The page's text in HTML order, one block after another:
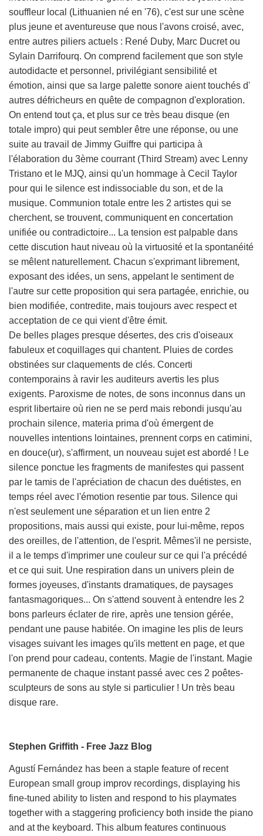
souffleur local (Lithuanien né en '76), c'est sur une scène
plus jeune et aventureuse que nous l'avons croisé, avec,
entre autres piliers actuels : René Duby, Marc Ducret ou
Sylain Darrifourq. On comprend facilement que son style
autodidacte et personnel, privilégiant sensibilité et
émotion, ainsi que sa large palette sonore aient touchés d'
autres défricheurs en quête de compagnon d'exploration.
On entend tout ça, et plus sur ce très beau disque (en
totale impro) qui peut sembler être une réponse, ou une
suite au travail de Jimmy Guiffre qui participa à
l'élaboration du 3ème courrant (Third Stream) avec Lenny
Tristano et le MJQ, ainsi qu'un hommage à Cecil Taylor
pour qui le silence est indissociable du son, et de la
musique. Communion totale entre les 2 artistes qui se
cherchent, se trouvent, communiquent en concertation
unifiée ou contradictoire... La tension est palpable dans
cette discution haut niveau où la virtuosité et la spontanéité
se mêlent naturellement. Chacun s'exprimant librement,
exposant des idées, un sens, appelant le sentiment de
l'autre sur cette proposition qui sera partagée, enrichie, ou
bien modifiée, contredite, mais toujours avec respect et
acceptation de ce qui vient d'être émit.
De belles plages presque désertes, des cris d'oiseaux
fabuleux et coquillages qui chantent. Pluies de cordes
obstinées sur claquements de clés. Concerti
contemporains à ravir les auditeurs avertis les plus
exigents. Paroxisme de notes, de sons inconnus dans un
esprit libertaire où rien ne se perd mais rebondi jusqu'au
prochain silence, materia prima d'où émergent de
nouvelles intentions lointaines, prennent corps en catimini,
en douce(ur), s'affirment, un nouveau sujet est abordé ! Le
silence ponctue les fragments de manifestes qui passent
par le tamis de l'apréciation de chacun des duétistes, en
temps réel avec l'émotion resentie par tous. Silence qui
n'est seulement une séparation et un lien entre 2
propositions, mais aussi qui existe, pour lui-même, repos
des oreilles, de l'attention, de l'esprit. Mêmes'il ne persiste,
il a le temps d'imprimer une couleur sur ce qui l'a précédé
et ce qui suit. Une respiration dans un univers plein de
formes joyeuses, d'instants dramatiques, de paysages
fantasmagoriques... On s'attend souvent à entendre les 2
bons parleurs éclater de rire, après une tension gérée,
pendant une pause habitée. On imagine les plis de leurs
visages suivant les images qu'ils mettent en page, et que
l'on prend pour cadeau, contents. Magie de l'instant. Magie
permanente de chaque instant passé avec ces 2 poêtes-
sculpteurs de sons au style si particulier ! Un très beau
disque rare.
Stephen Griffith - Free Jazz Blog
Agustí Fernández has been a staple feature of recent
European small group improv recordings, displaying his
fine-tuned ability to listen and respond to his playmates
together with a staggering proficiency both inside the piano
and at the keyboard. This album features continuous